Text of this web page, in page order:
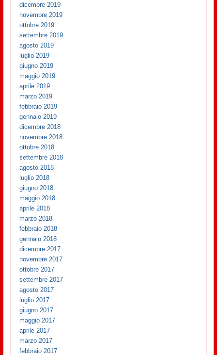
dicembre 2019
novembre 2019
ottobre 2019
settembre 2019
agosto 2019
luglio 2019
giugno 2019
maggio 2019
aprile 2019
marzo 2019
febbraio 2019
gennaio 2019
dicembre 2018
novembre 2018
ottobre 2018
settembre 2018
agosto 2018
luglio 2018
giugno 2018
maggio 2018
aprile 2018
marzo 2018
febbraio 2018
gennaio 2018
dicembre 2017
novembre 2017
ottobre 2017
settembre 2017
agosto 2017
luglio 2017
giugno 2017
maggio 2017
aprile 2017
marzo 2017
febbraio 2017